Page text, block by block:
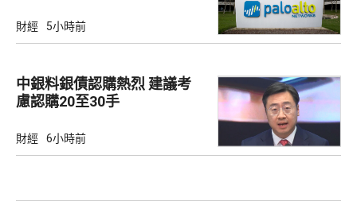
財經 5小時前
中銀料銀債認購熱烈 建議考
慮認購20至30手
財經 6小時前